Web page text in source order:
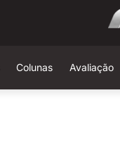
Colunas Avaliação